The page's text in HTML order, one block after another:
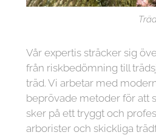
Vår expertis sträcker sig
från riskbedömning till
träd. Vi arbetar med
beprövade metoder för att
sker på ett tryggt och
arborister och skickliga